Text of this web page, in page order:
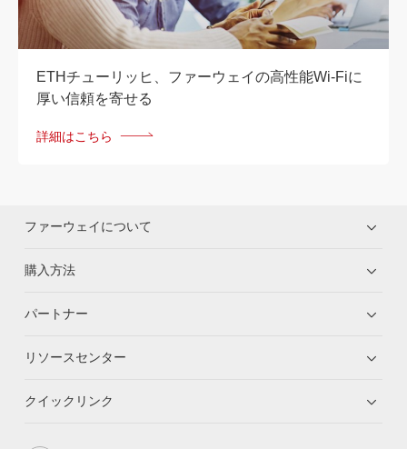
ETHチューリッヒ、ファーウェイの高性能Wi-Fiに
厚い信頼を寄せる
詳細はこちら
ファーウェイについて
購入方法
パートナー
リソースセンター
クイックリンク